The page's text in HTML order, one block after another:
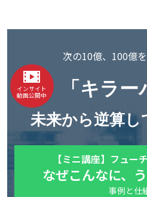
インサイト
動画公開中
次の10億、100億
「キラー
未来から逆算し
【ミニ講座】フュー
なぜこんなに、
事例と仕